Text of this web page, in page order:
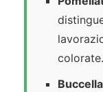
colorate.